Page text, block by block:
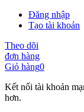
Đăng nhập
Tạo tài khoản
Theo dõi
đơn hàng
Giỏ hàng0
Kết nối tài khoản
hơn.